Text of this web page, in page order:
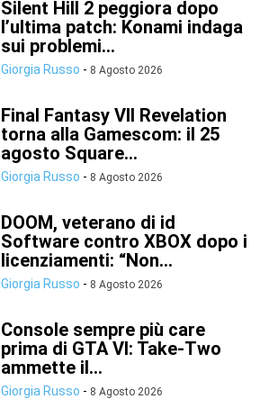
Silent Hill 2 peggiora dopo
l’ultima patch: Konami indaga
sui problemi...
Giorgia Russo - 8 Agosto 2026
Final Fantasy VII Revelation
torna alla Gamescom: il 25
agosto Square...
Giorgia Russo - 8 Agosto 2026
DOOM, veterano di id
Software contro XBOX dopo i
licenziamenti: “Non...
Giorgia Russo - 8 Agosto 2026
Console sempre più care
prima di GTA VI: Take-Two
ammette il...
Giorgia Russo - 8 Agosto 2026